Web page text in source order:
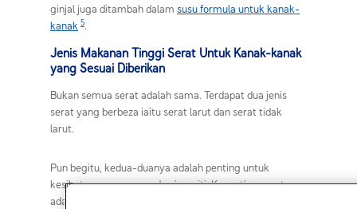
ginjal juga ditambah dalam susu formula untuk kanak-
kanak 5.
Jenis Makanan Tinggi Serat Untuk Kanak-kanak
yang Sesuai Diberikan
Bukan semua serat adalah sama. Terdapat dua jenis
serat yang berbeza iaitu serat larut dan serat tidak
larut.
Pun begitu, kedua-duanya adalah penting untuk
kesihatan, pencernaan dan imuniti. Kepenting serat
adalah berbeza mengikut usia. Berikut idea kasar